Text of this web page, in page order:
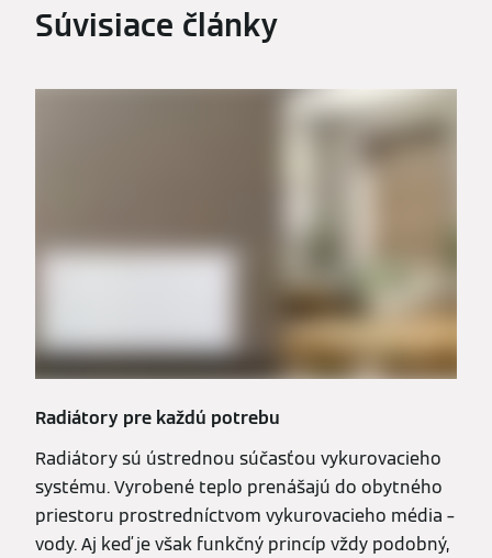
Súvisiace články
Radiátory pre každú potrebu
Radiátory sú ústrednou súčasťou vykurovacieho
systému. Vyrobené teplo prenášajú do obytného
priestoru prostredníctvom vykurovacieho média –
vody. Aj keď je však funkčný princíp vždy podobný,